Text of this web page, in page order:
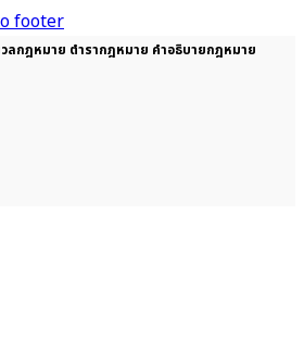
footer
ลกฎหมาย ตำรากฎหมาย คำอธิบายกฎหมาย